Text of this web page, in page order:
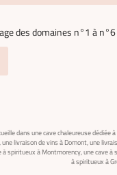
des domaines n°1 à
dans une cave chaleureuse
livraison de vins à Domont, une
à spiritueux à Montmorency, une cave
à spiritueux à